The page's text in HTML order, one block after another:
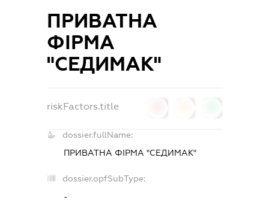
ПРИВАТНА
ФІРМА
"СЕДИМАК"
riskFactors.title
dossier.fullName:
ПРИВАТНА ФІРМА "СЕДИМАК"
dossier.opfSubType:
-